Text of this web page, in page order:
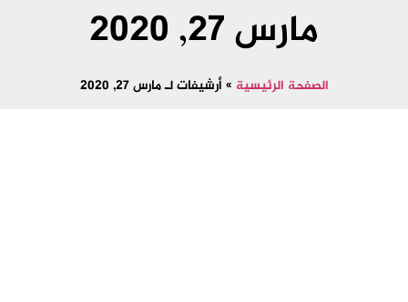
مارس 27, 2020
الصفحة الرئيسية » أرشيفات لـ مارس 27, 2020